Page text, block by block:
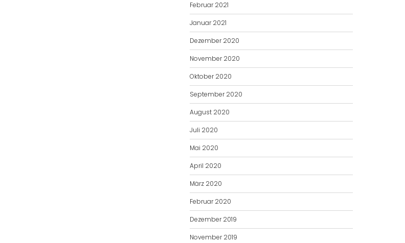
Februar 2021
Januar 2021
Dezember 2020
November 2020
Oktober 2020
September 2020
August 2020
Juli 2020
Mai 2020
April 2020
März 2020
Februar 2020
Dezember 2019
November 2019